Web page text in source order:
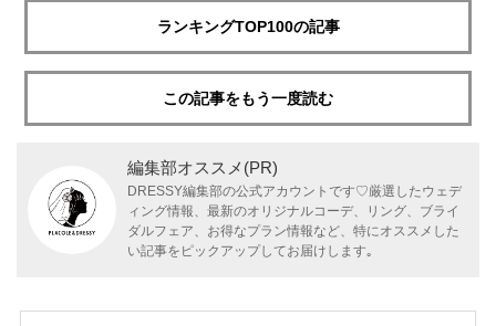
ランキングTOP100の記事
この記事をもう一度読む
編集部オススメ(PR)
DRESSY編集部の公式アカウントです♡厳選したウェデ
ィング情報、最新のオリジナルコーデ、リング、ブライ
ダルフェア、お得なプラン情報など、特にオススメした
い記事をピックアップしてお届けします｡